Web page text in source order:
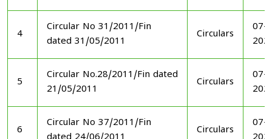
4
Circular No 31/2011/Fin
dated 31/05/2011
Circulars
07-
5
Circular No.28/2011/Fin dated
21/05/2011
Circulars
07-
6
Circular No 37/2011/Fin
Circulars
07-